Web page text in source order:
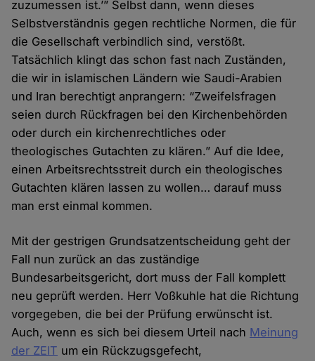
zuzumessen ist.’” Selbst dann, wenn dieses
Selbstverständnis gegen rechtliche Normen, die für
die Gesellschaft verbindlich sind, verstößt.
Tatsächlich klingt das schon fast nach Zuständen,
die wir in islamischen Ländern wie Saudi-Arabien
und Iran berechtigt anprangern: “Zweifelsfragen
seien durch Rückfragen bei den Kirchenbehörden
oder durch ein kirchenrechtliches oder
theologisches Gutachten zu klären.” Auf die Idee,
einen Arbeitsrechtsstreit durch ein theologisches
Gutachten klären lassen zu wollen… darauf muss
man erst einmal kommen.
Mit der gestrigen Grundsatzentscheidung geht der
Fall nun zurück an das zuständige
Bundesarbeitsgericht, dort muss der Fall komplett
neu geprüft werden. Herr Voßkuhle hat die Richtung
vorgegeben, die bei der Prüfung erwünscht ist.
Auch, wenn es sich bei diesem Urteil nach Meinung
der ZEIT um ein Rückzugsgefecht,